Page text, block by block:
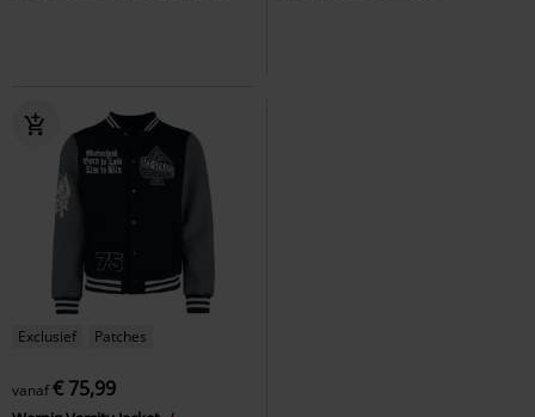
Exclusief Patches
vanaf€ 75,99